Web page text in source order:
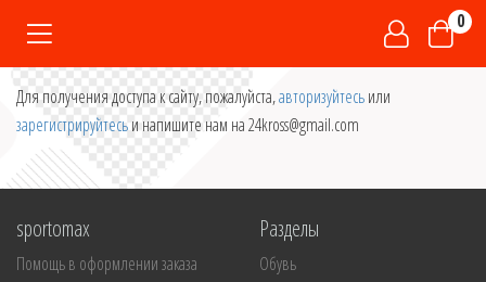
0
Для получения доступа к сайту, пожалуйста,авторизуйтесьили
зарегистрируйтесьи напишите нам на 24kross@gmail.com
sportomax
Помощь в оформлении заказа
Разделы
Обувь